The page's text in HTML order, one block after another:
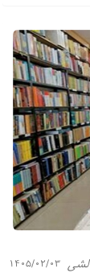
۱۴۰۵/۰۲/۰۳